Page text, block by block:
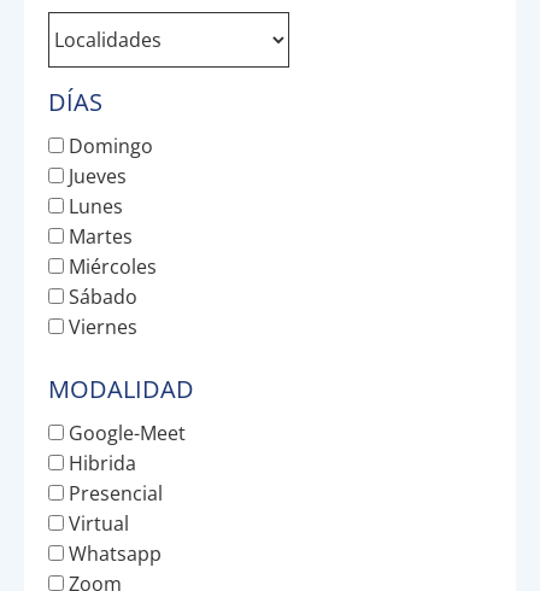
DÍAS
Domingo
Jueves
Lunes
Martes
Miércoles
Sábado
Viernes
MODALIDAD
Google-Meet
Hibrida
Presencial
Virtual
Whatsapp
Zoom